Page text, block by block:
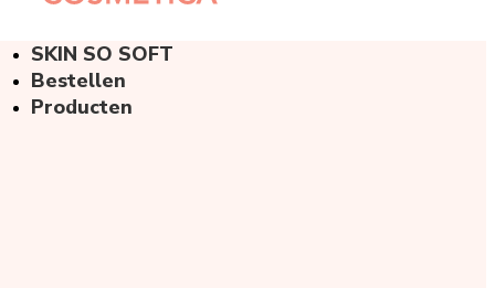
SKIN SO SOFT
Bestellen
Producten